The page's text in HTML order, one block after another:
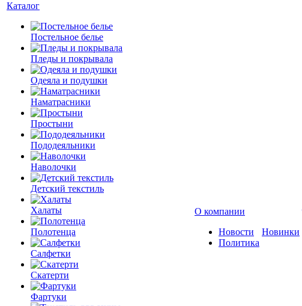
Каталог
Постельное белье
Пледы и покрывала
Одеяла и подушки
Наматрасники
Простыни
Пододеяльники
Наволочки
Детский текстиль
Халаты
Полотенца
Салфетки
Скатерти
Фартуки
О компании
Новости
Политика
Новинки